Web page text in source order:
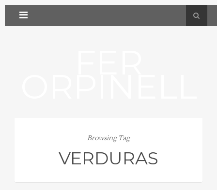
Browsing Tag
VERDURAS